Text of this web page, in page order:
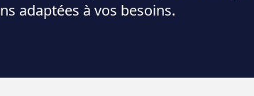
adaptées à vos besoins.